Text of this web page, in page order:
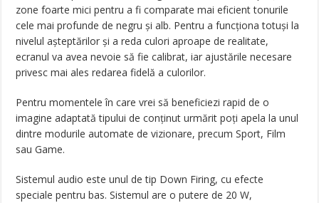
zone foarte mici pentru a fi comparate mai eficient tonurile
cele mai profunde de negru și alb. Pentru a funcționa totuși la
nivelul așteptărilor și a reda culori aproape de realitate,
ecranul va avea nevoie să fie calibrat, iar ajustările necesare
privesc mai ales redarea fidelă a culorilor.
Pentru momentele în care vrei să beneficiezi rapid de o
imagine adaptată tipului de conținut urmărit poți apela la unul
dintre modurile automate de vizionare, precum Sport, Film
sau Game.
Sistemul audio este unul de tip Down Firing, cu efecte
speciale pentru bas. Sistemul are o putere de 20 W,